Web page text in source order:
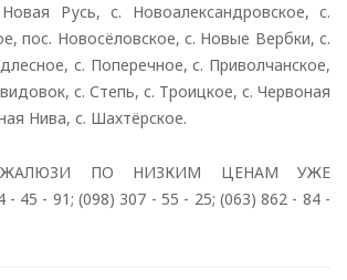
Русь, с. Новоалександровское, с.
пос. Новосёловское, с. Новые Вербки, с.
с. Поперечное, с. Приволчанское,
с. Степь, с. Троицкое, с. Червоная
Нива, с. Шахтёрское.
ЖАЛЮЗИ ПО НИЗКИМ ЦЕНАМ УЖЕ
45 - 91; (098) 307 - 55 - 25; (063) 862 - 84 -